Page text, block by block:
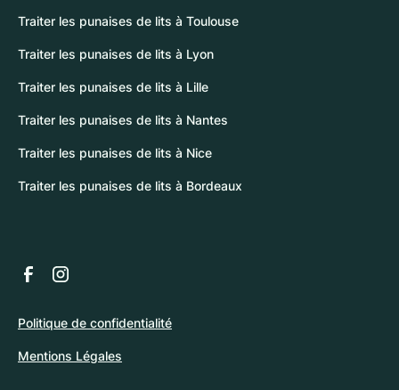
Traiter les punaises de lits à Toulouse
Traiter les punaises de lits à Lyon
Traiter les punaises de lits à Lille
Traiter les punaises de lits à Nantes
Traiter les punaises de lits à Nice
Traiter les punaises de lits à Bordeaux
Politique de confidentialité
Mentions Légales